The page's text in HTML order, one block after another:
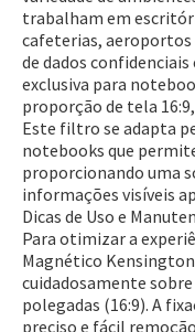
trabalham em
cafeterias, aeroportos
de dados
exclusiva para
proporção de tela
Este filtro se adapta
notebooks que
proporcionando uma
informações visíveis
Dicas de Uso e
Para otimizar a
Magnético
cuidadosamente
polegadas (16:9). A
preciso e fácil